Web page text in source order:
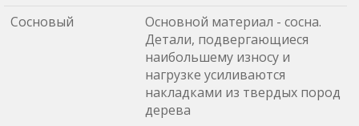
Сосновый
Основной материал - сосна.
Детали, подвергающиеся
наибольшему износу и
нагрузке усиливаются
накладками из твердых пород
дерева